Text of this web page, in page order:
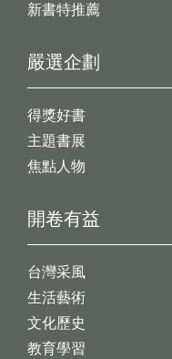
新書特推薦
開卷有益
台灣采風
生活藝術
文化歷史
教育學習
嚴選企劃
得獎好書
主題書展
焦點人物